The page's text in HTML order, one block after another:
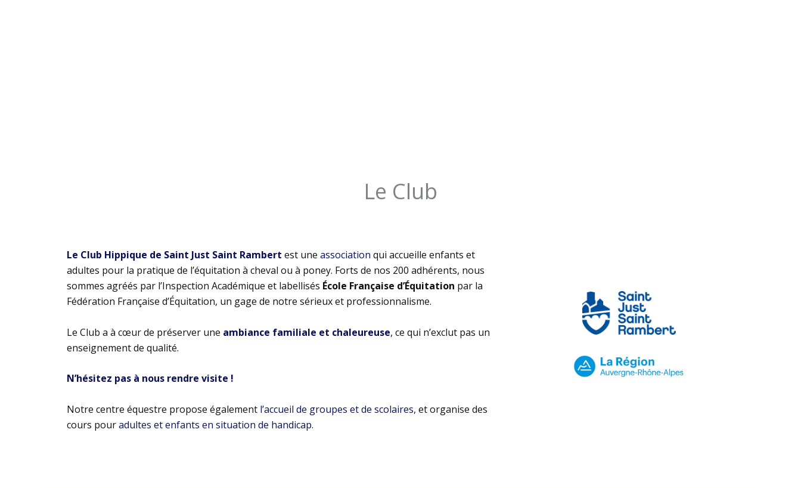
Le Club
Le Club Hippique de Saint Just Saint Rambert est une association qui accueille enfants et
adultes pour la pratique de l’équitation à cheval ou à poney. Forts de nos 200 adhérents, nous
sommes agréés par l’Inspection Académique et labellisés École Française d’Équitation par la
Fédération Française d’Équitation, un gage de notre sérieux et professionnalisme.
Le Club a à cœur de préserver une ambiance familiale et chaleureuse, ce qui n’exclut pas un
enseignement de qualité.
N’hésitez pas à nous rendre visite !
Notre centre équestre propose également l’accueil de groupes et de scolaires, et organise des
cours pouradultes et enfants en situation de handicap.